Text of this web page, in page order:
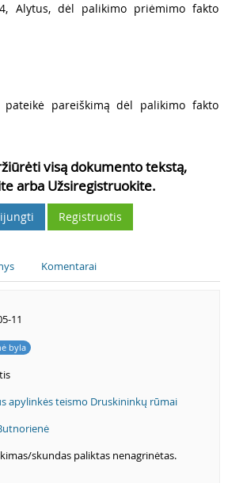
Alytus, dėl palikimo priėmimo fakto
pateikė pareiškimą dėl palikimo fakto
visą dokumento tekstą,
arba Užsiregistruokite.
Registruotis
Komentarai
11
byla
apylinkės teismo Druskininkų rūmai
skundas paliktas nenagrinėtas.